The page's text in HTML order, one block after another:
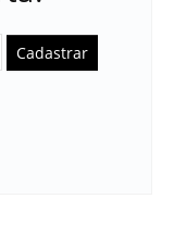
Cadastrar